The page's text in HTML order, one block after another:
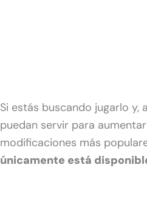
Si estás buscando jugarlo y,
puedan servir para aumentar
modificaciones más
únicamente está